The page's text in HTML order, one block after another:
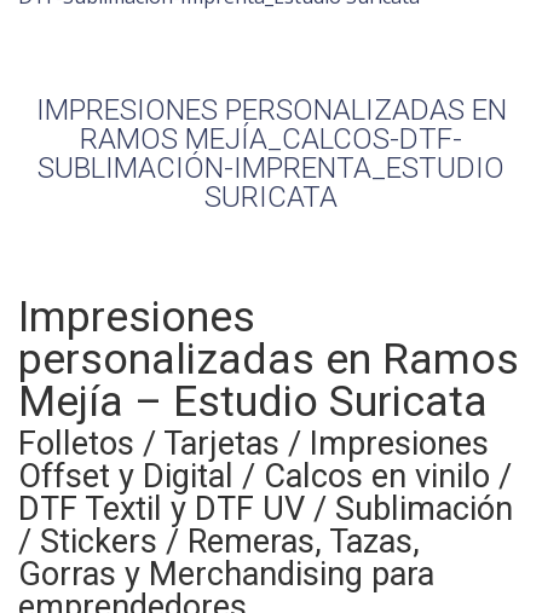
IMPRESIONES PERSONALIZADAS EN
RAMOS MEJÍA_CALCOS-DTF-
SUBLIMACIÓN-IMPRENTA_ESTUDIO
SURICATA
Impresiones
personalizadas en Ramos
Mejía – Estudio Suricata
Folletos / Tarjetas / Impresiones
Offset y Digital / Calcos en vinilo /
DTF Textil y DTF UV / Sublimación
/ Stickers / Remeras, Tazas,
Gorras y Merchandising para